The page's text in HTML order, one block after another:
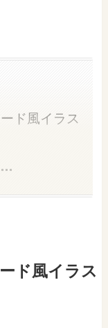
ド風イラス
ド風イラス